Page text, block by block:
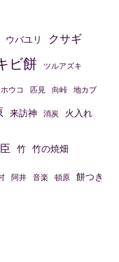
ウバユリ クサギ
ビ餅 ツルアズキ
ホウコ 匹見 向峠 地カブ
来訪神 消炭 火入れ
竹 竹の焼畑
阿井 音楽 頓原 餅つき